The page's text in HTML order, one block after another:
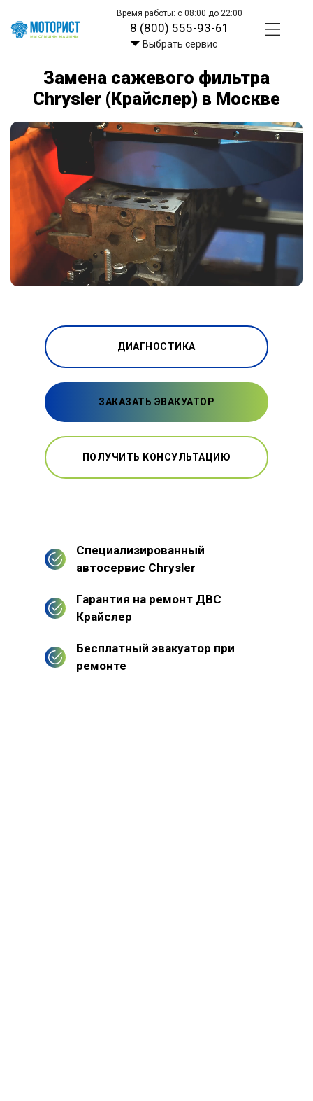
Время работы: с 08:00 до 22:00
8 (800) 555-93-61
Выбрать сервис
Замена сажевого фильтра
Chrysler (Крайслер) в Москве
ДИАГНОСТИКА
ЗАКАЗАТЬ ЭВАКУАТОР
ПОЛУЧИТЬ КОНСУЛЬТАЦИЮ
Специализированный
автосервис Chrysler
Гарантия на ремонт ДВС
Крайслер
Бесплатный эвакуатор при
ремонте